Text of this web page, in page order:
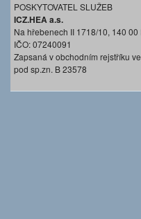
POSKYTOVATEL SLUŽEB
ICZ.HEA a.s.
Na hřebenech II 1718/10, 140 00
IČO: 07240091
Zapsaná v obchodním rejstříku
pod sp.zn. B 23578